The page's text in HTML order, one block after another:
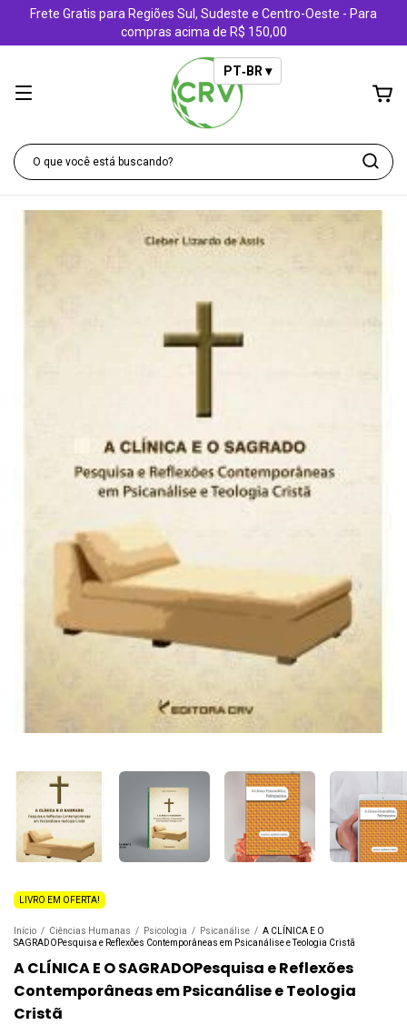
Frete Gratis para Regiões Sul, Sudeste e Centro-Oeste - Para
compras acima de R$ 150,00
PT‑BR ▾
LIVRO EM OFERTA!
Início / Ciências Humanas / Psicologia / Psicanálise / A CLÍNICA E O
SAGRADOPesquisa e Reflexões Contemporâneas em Psicanálise e Teologia Cristã
A CLÍNICA E O SAGRADOPesquisa e Reflexões
Contemporâneas em Psicanálise e Teologia
Cristã